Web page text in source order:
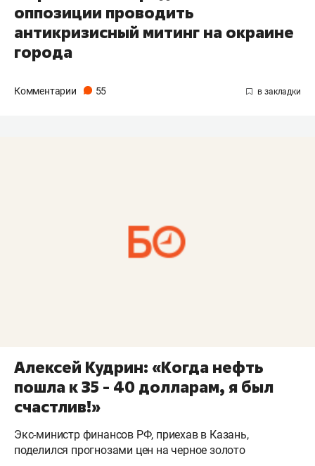
оппозиции проводить
антикризисный митинг на окраине
города
Комментарии 55
Алексей Кудрин: «Когда нефть
пошла к 35 - 40 долларам, я был
счастлив!»
Экс-министр финансов РФ, приехав в Казань,
поделился прогнозами цен на черное золото